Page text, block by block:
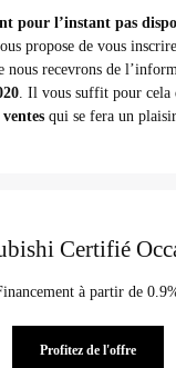
pour l’instant pas
propose de vous
nous recevrons de
. Il vous suffit pour cela
qui se fera un
Certifié
à partir de
Profitez de l'offre